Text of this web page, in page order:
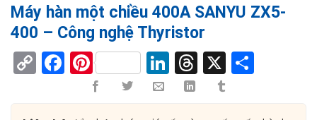
Máy hàn một chiều 400A SANYU ZX5-
400 – Công nghệ Thyristor
CopyFacebook
PinterestLinkedIn
Threads
X